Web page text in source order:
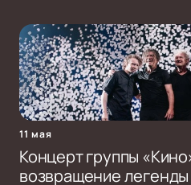
11 мая
Концерт группы
возвращение легенды